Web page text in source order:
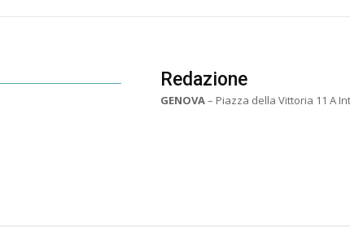
Redazione
GENOVA– Piazza della Vittoria 11 A